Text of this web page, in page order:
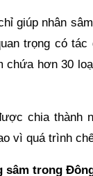
giúp nhân
trọng có
chứa hơn 30
chia thành
vì quá trình
sâm trong